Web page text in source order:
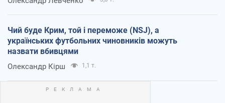
Чий буде Крим, той і переможе (NSJ), а
українських футбольних чиновників можуть
назвати вбивцями
Олександр Кірш 1,1 т.